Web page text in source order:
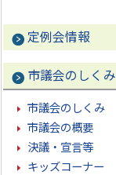
定例会情報
市議会のしくみ
市議会のしくみ
市議会の概要
決議・宣言等
キッズコーナー